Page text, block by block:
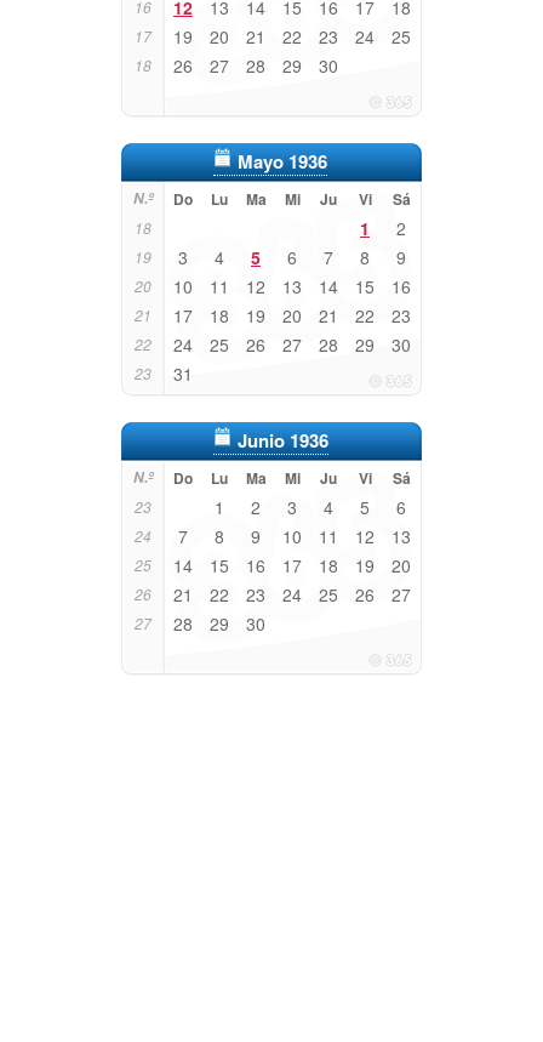
16 12 13 14 15 16 17 18
17 19 20 21 22 23 24 25
18 26 27 28 29 30
Mayo 1936
N.º Do Lu Ma Mi Ju Vi Sá
18 1 2
19 3 4 5 6 7 8 9
20 10 11 12 13 14 15 16
21 17 18 19 20 21 22 23
22 24 25 26 27 28 29 30
23 31
Junio 1936
N.º Do Lu Ma Mi Ju Vi Sá
23 1 2 3 4 5 6
24 7 8 9 10 11 12 13
25 14 15 16 17 18 19 20
26 21 22 23 24 25 26 27
27 28 29 30